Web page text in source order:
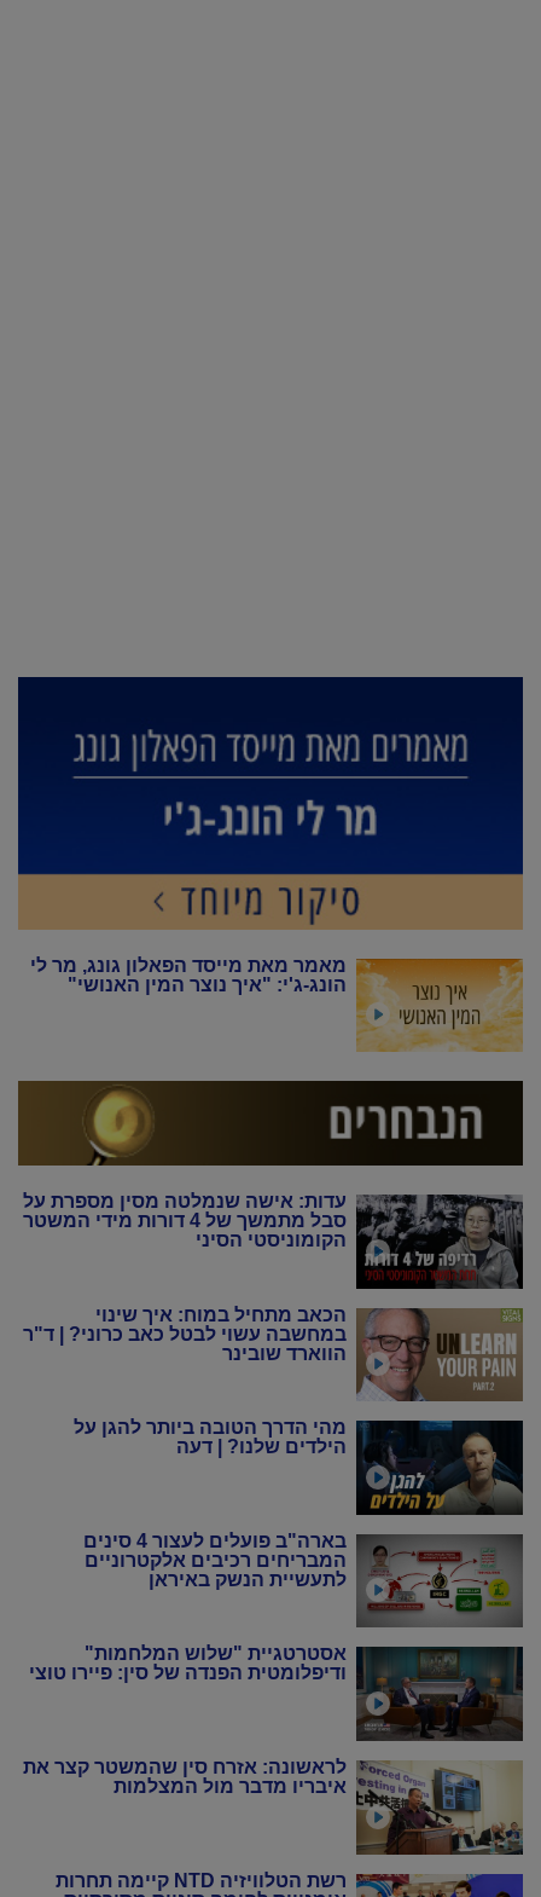
מאמר מאת מייסד הפאלון גונג, מר לי
הונג-ג'י: "איך נוצר המין האנושי"
עדות: אישה שנמלטה מסין מספרת על
סבל מתמשך של 4 דורות מידי המשטר
הקומוניסטי הסיני
הכאב מתחיל במוח: איך שינוי
במחשבה עשוי לבטל כאב כרוני? | ד"ר
הווארד שובינר
מהי הדרך הטובה ביותר להגן על
הילדים שלנו? | דעה
בארה"ב פועלים לעצור 4 סינים
המבריחים רכיבים אלקטרוניים
לתעשיית הנשק באיראן
אסטרטגיית "שלוש המלחמות"
ודיפלומטית הפנדה של סין: פיירו טוצי
לראשונה: אזרח סין שהמשטר קצר את
איבריו מדבר מול המצלמות
רשת הטלוויזיה NTD קיימה תחרות